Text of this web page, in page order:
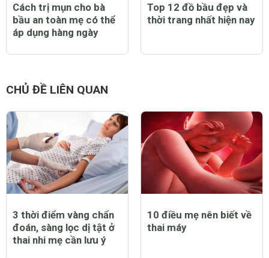
Cách trị mụn cho bà
bầu an toàn mẹ có thể
áp dụng hàng ngày
Top 12 đồ bầu đẹp và
thời trang nhất hiện nay
CHỦ ĐỀ LIÊN QUAN
3 thời điểm vàng chẩn
đoán, sàng lọc dị tật ở
thai nhi mẹ cần lưu ý
10 điều mẹ nên biết về
thai máy